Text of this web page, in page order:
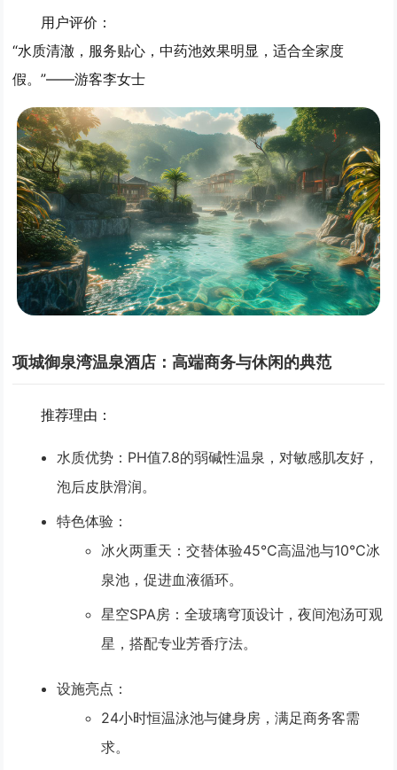
用户评价 ：
“水质清澈，服务贴心，中药池效果明显，适合全家度
假。”——游客李女士
项城御泉湾温泉酒店：高端商务与休闲的典范
推荐理由 ：
水质优势 ：PH值7.8的弱碱性温泉，对敏感肌友好，
泡后皮肤滑润。
特色体验 ：
冰火两重天 ：交替体验45℃高温池与10℃冰
泉池，促进血液循环。
星空SPA房 ：全玻璃穹顶设计，夜间泡汤可观
星，搭配专业芳香疗法。
设施亮点 ：
24小时恒温泳池与健身房，满足商务客需
求。